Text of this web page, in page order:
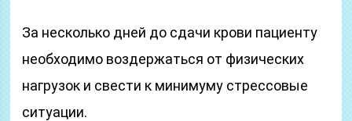
За несколько дней до сдачи крови пациенту
необходимо воздержаться от физических
нагрузок и свести к минимуму стрессовые
ситуации.